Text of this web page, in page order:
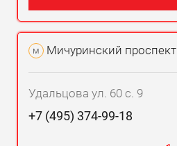
м Мичуринский проспект
Удальцова ул. 60 с. 9
+7 (495) 374-99-18